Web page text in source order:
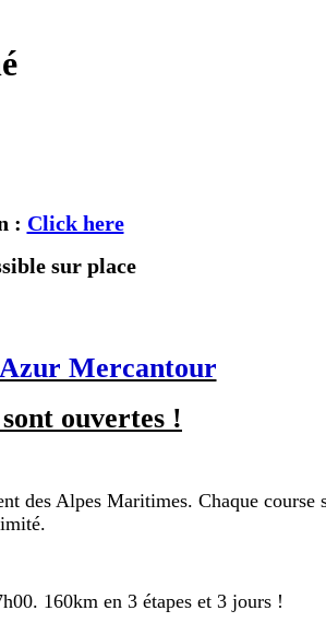
: Click here
sur place
Mercantour
ouvertes !
Alpes Maritimes. Chaque course
160km en 3 étapes et 3 jours !